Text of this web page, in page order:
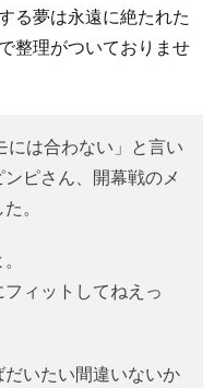
る夢は永遠に絶たれた
整理がついておりませ
は合わない」と言い
ピさん、開幕戦のメ
。
ィットしてねえっ
いたい間違いないか